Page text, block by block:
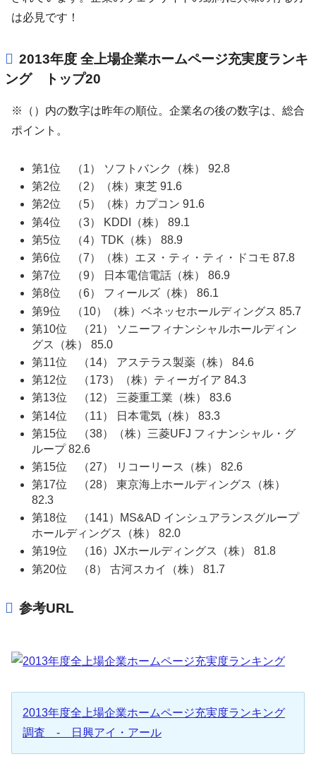
は必見です！
2013年度 全上場企業ホームページ充実度ランキ
ング トップ20
※（）内の数字は昨年の順位。企業名の後の数字は、総合
ポイント。
第1位 （1） ソフトバンク（株） 92.8
第2位 （2）（株）東芝 91.6
第2位 （5）（株）カプコン 91.6
第4位 （3） KDDI（株） 89.1
第5位 （4）TDK（株） 88.9
第6位 （7）（株）エヌ・ティ・ティ・ドコモ 87.8
第7位 （9） 日本電信電話（株） 86.9
第8位 （6） フィールズ（株） 86.1
第9位 （10）（株）ベネッセホールディングス 85.7
第10位 （21） ソニーフィナンシャルホールディン
グス（株） 85.0
第11位 （14） アステラス製薬（株） 84.6
第12位 （173）（株）ティーガイア 84.3
第13位 （12） 三菱重工業（株） 83.6
第14位 （11） 日本電気（株） 83.3
第15位 （38）（株）三菱UFJ フィナンシャル・グ
ループ 82.6
第15位 （27） リコーリース（株） 82.6
第17位 （28） 東京海上ホールディングス（株）
82.3
第18位 （141）MS&AD インシュアランスグループ
ホールディングス（株） 82.0
第19位 （16）JXホールディングス（株） 81.8
第20位 （8） 古河スカイ（株） 81.7
参考URL
2013年度全上場企業ホームページ充実度ランキング
調査 - 日興アイ・アール